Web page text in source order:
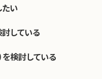
たい
している
検討している